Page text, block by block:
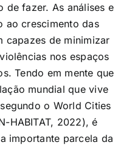
de fazer. As análises e
ao crescimento das
capazes de minimizar
nos espaços
Tendo em mente que
mundial que vive
o World Cities
HABITAT, 2022), é
importante parcela da